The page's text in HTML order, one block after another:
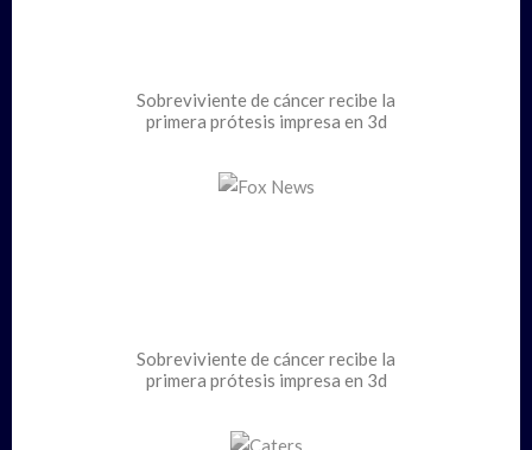
Sobreviviente de cáncer recibe la
primera prótesis impresa en 3d
Sobreviviente de cáncer recibe la
primera prótesis impresa en 3d